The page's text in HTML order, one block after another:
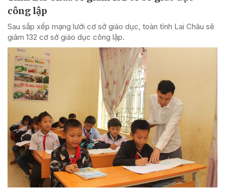
công lập
Sau sắp xếp mạng lưới cơ sở giáo dục, toàn tỉnh Lai Châu sẽ
giảm 132 cơ sở giáo dục công lập.